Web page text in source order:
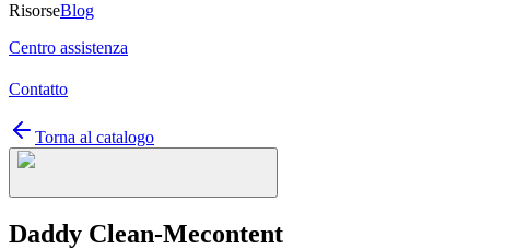
RisorseBlog
Centro assistenza
Contatto
Torna al catalogo
Daddy Clean-Mecontent